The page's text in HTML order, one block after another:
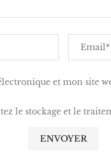
et mon site
le stockage et le